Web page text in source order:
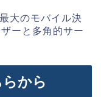
大のモバイル決
ーと多角的サー
から